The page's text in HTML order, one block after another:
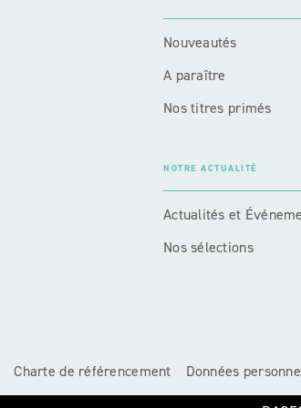
Nouveautés
A paraître
Nos titres primés
NOTRE ACTUALITÉ
Actualités et
Nos sélections
Charte de référencement Données